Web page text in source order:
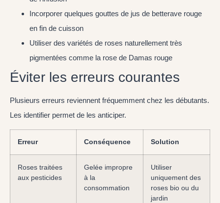
Incorporer quelques gouttes de jus de betterave rouge
en fin de cuisson
Utiliser des variétés de roses naturellement très
pigmentées comme la rose de Damas rouge
Éviter les erreurs courantes
Plusieurs erreurs reviennent fréquemment chez les débutants.
Les identifier permet de les anticiper.
Erreur Conséquence Solution
Roses traitées
aux pesticides
Gelée impropre
à la
consommation
Utiliser
uniquement des
roses bio ou du
jardin